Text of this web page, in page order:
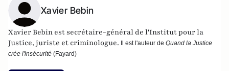
Xavier Bebin
Xavier Bebin est secrétaire-général de l'Institut pour la
Justice, juriste et criminologue. Il est l'auteur de Quand la Justice
crée l'insécurité (Fayard)